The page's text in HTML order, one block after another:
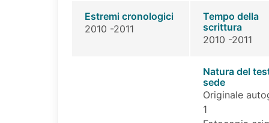
Estremi cronologici
2010 -2011
Tempo della
scrittura
2010 -2011
Natura del
sede
Originale
1